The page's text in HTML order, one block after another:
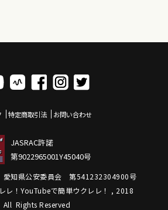
特定商取引法 お問い合わせ
JASRAC許諾
第9022965001Y45040号
愛知県公安委員会 第541232304900号
！YouTubeで簡単ウクレレ！ , 2018
All Rights Reserved